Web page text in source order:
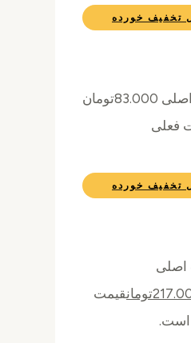
تخفیف خورده
قیمت اصلی 83.000تومان
فعلی
تخفیف خورده
اصلی
تومانقیمت